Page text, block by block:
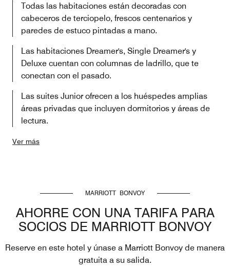
Todas las habitaciones están decoradas con
cabeceros de terciopelo, frescos centenarios y
paredes de estuco pintadas a mano.
Las habitaciones Dreamer's, Single Dreamer's y
Deluxe cuentan con columnas de ladrillo, que te
conectan con el pasado.
Las suites Junior ofrecen a los huéspedes amplias
áreas privadas que incluyen dormitorios y áreas de
lectura.
Ver más
MARRIOTT BONVOY
AHORRE CON UNA TARIFA PARA
SOCIOS DE MARRIOTT BONVOY
Reserve en este hotel y únase a Marriott Bonvoy de manera
gratuita a su salida.